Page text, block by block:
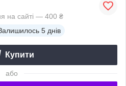
на сайті — 400 ₴
5 днів
Купити
або